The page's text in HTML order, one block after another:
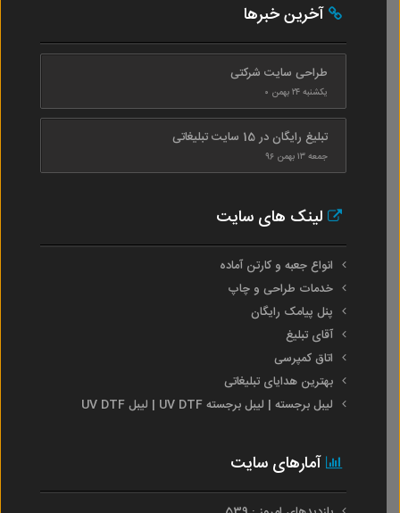
آخرین خبرها
طراحی سایت شرکتی
یکشنبه ۲۴ بهمن ۰
تبلیغ رایگان در 15 سایت تبلیغاتی
جمعه ۱۳ بهمن ۹۶
لینک های سایت
انواع جعبه و کارتن آماده
خدمات طراحی و چاپ
پنل پیامک رایگان
آقای تبلیغ
اتاق کمپرسی
بهترین هدایای تبلیغاتی
لیبل برجسته | لیبل برجسته UV DTF | لیبل UV DTF
آمارهای سایت